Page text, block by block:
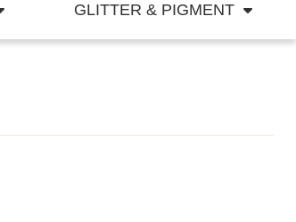
GLITTER & PIGMENT